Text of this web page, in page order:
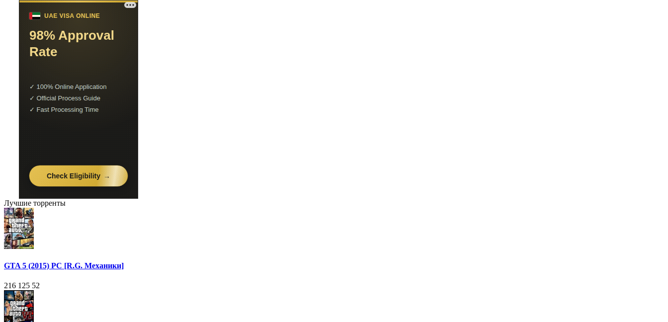
Лучшие торренты
GTA 5 (2015) PC [R.G. Механики]
216 125 52